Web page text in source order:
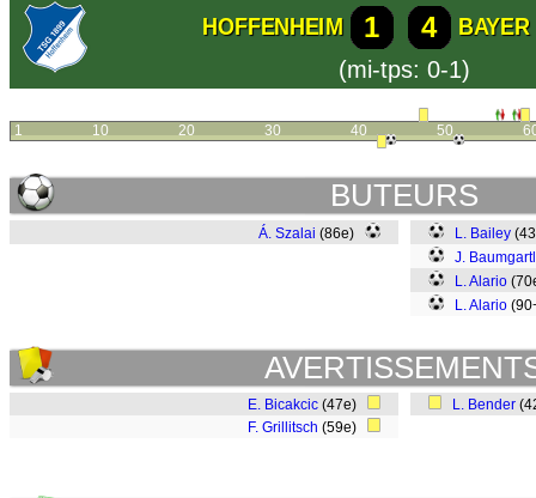
HOFFENHEIM 1 4
(mi-tps: 0-1)
1 10 20 30 40 50
BUTEURS
Á. Szalai (86e) L. Bailey
J.
L. Alario
L. Alario
E. Bicakcic (47e)
F. Grillitsch (59e)
L. Bender